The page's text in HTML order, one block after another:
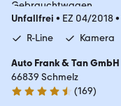
Unfallfrei • EZ 04/2018•
R-Line
Kamera
Auto Frank & Tan GmbH
66839 Schmelz
4.6 Sterne
(169)